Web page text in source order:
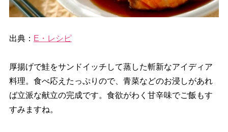
出典： E・レシピ
厚揚げで鮭をサンドイッチして蒸した斬新なアイディア
料理。食べ応えたっぷりので、青菜などのお浸しがあれ
ば立派な献立の完成です。食欲がわく甘辛味でご飯もす
すみますね。